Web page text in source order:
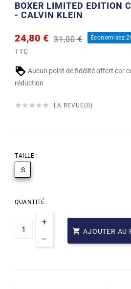
BOXER LIMITED EDITION
- CALVIN KLEIN
24,80 € 31,00 € Économisez
TTC
Aucun point de fidélité offert car
réduction
     LA REVUE(0)
TAILLE :
S
QUANTITÉ
 AJOUTER AU